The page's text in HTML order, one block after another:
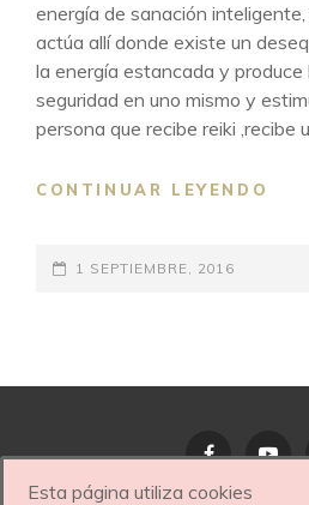
energía de sanación
actúa allí donde existe un
la energía estancada y produce
seguridad en uno mismo y
persona que recibe reiki ,recibe
CONTINUAR LEYENDO
PUBLICADO
1 SEPTIEMBRE, 2016
Facebook
Esta página utiliza cookies